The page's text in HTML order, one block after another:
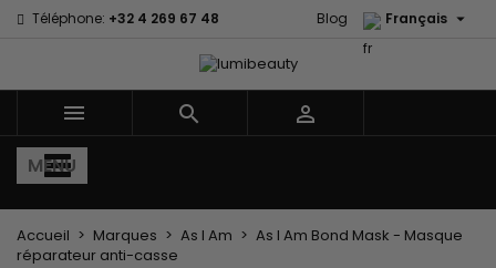
Téléphone: +32 4 269 67 48 Français 
Blog
  
MENU
Accueil Marques As I Am
As I Am Bond Mask - Masque
réparateur anti-casse